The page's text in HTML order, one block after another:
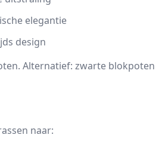
elegantie
design
Alternatief: zwarte blokpoten
naar: